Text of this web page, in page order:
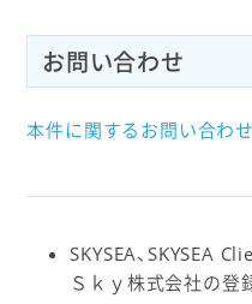
お問い合わせ
本件に関するお問い合わ
SKYSEA、SKYSEA
Ｓｋｙ株式会社の登